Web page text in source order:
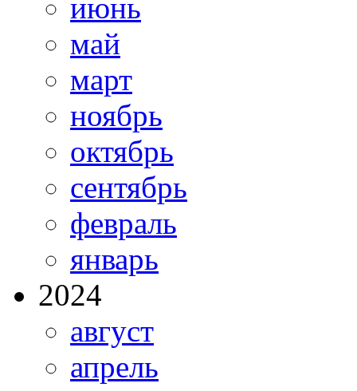
июнь
май
март
ноябрь
октябрь
сентябрь
февраль
январь
2024
август
апрель